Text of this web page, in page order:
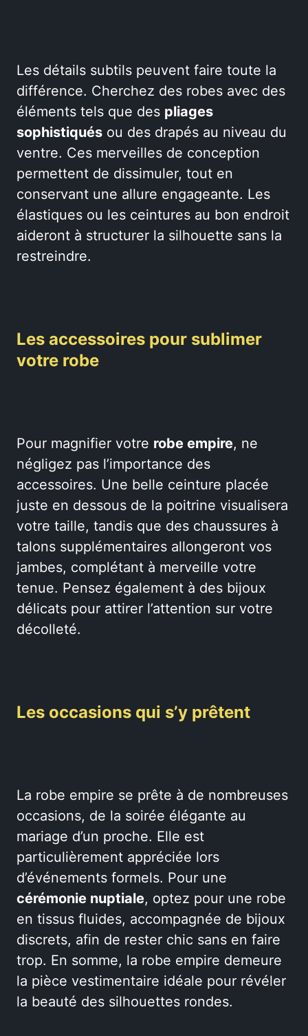
Les détails subtils peuvent faire toute la
différence. Cherchez des robes avec des
éléments tels que des pliages
sophistiqués ou des drapés au niveau du
ventre. Ces merveilles de conception
permettent de dissimuler, tout en
conservant une allure engageante. Les
élastiques ou les ceintures au bon endroit
aideront à structurer la silhouette sans la
restreindre.
Les accessoires pour sublimer
votre robe
Pour magnifier votre robe empire, ne
négligez pas l’importance des
accessoires. Une belle ceinture placée
juste en dessous de la poitrine visualisera
votre taille, tandis que des chaussures à
talons supplémentaires allongeront vos
jambes, complétant à merveille votre
tenue. Pensez également à des bijoux
délicats pour attirer l’attention sur votre
décolleté.
Les occasions qui s’y prêtent
La robe empire se prête à de nombreuses
occasions, de la soirée élégante au
mariage d’un proche. Elle est
particulièrement appréciée lors
d’événements formels. Pour une
cérémonie nuptiale, optez pour une robe
en tissus fluides, accompagnée de bijoux
discrets, afin de rester chic sans en faire
trop. En somme, la robe empire demeure
la pièce vestimentaire idéale pour révéler
la beauté des silhouettes rondes.